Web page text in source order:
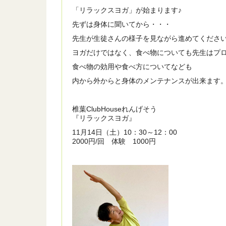
「リラックスヨガ」が始まります♪
先ずは身体に聞いてから・・・
先生が生徒さんの様子を見ながら進めてください
ヨガだけではなく、食べ物についても先生はプ
食べ物の効用や食べ方についてなども
内から外からと身体のメンテナンスが出来ます。
椎葉ClubHouseれんげそう
『リラックスヨガ』
11月14日（土）10：30～12：00
2000円/回 体験 1000円